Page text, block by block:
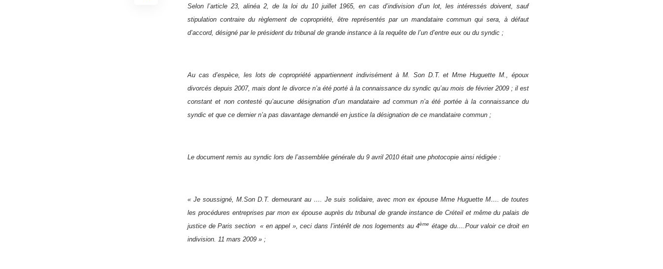
Selon l’article 23, alinéa 2, de la loi du 10 juillet 1965, en cas d’indivision d’un lot, les intéressés doivent, sauf
stipulation contraire du règlement de copropriété, être représentés par un mandataire commun qui sera, à défaut
d’accord, désigné par le président du tribunal de grande instance à la requête de l’un d’entre eux ou du syndic ;
Au cas d’espèce, les lots de copropriété appartiennent indivisément à M. Son D.T. et Mme Huguette M., époux
divorcés depuis 2007, mais dont le divorce n’a été porté à la connaissance du syndic qu’au mois de février 2009 ; il est
constant et non contesté qu’aucune désignation d’un mandataire ad commun n’a été portée à la connaissance du
syndic et que ce dernier n’a pas davantage demandé en justice la désignation de ce mandataire commun ;
Le document remis au syndic lors de l’assemblée générale du 9 avril 2010 était une photocopie ainsi rédigée :
« Je soussigné, M.Son D.T. demeurant au …. Je suis solidaire, avec mon ex épouse Mme Huguette M…. de toutes
les procédures entreprises par mon ex épouse auprès du tribunal de grande instance de Créteil et même du palais de
justice de Paris section « en appel », ceci dans l’intérêt de nos logements au 4ème étage du….Pour valoir ce droit en
indivision. 11 mars 2009 » ;